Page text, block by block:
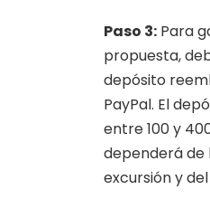
Paso 3: Para
propuesta,
depósito
PayPal. El
entre 100 y
dependerá de
excursión y